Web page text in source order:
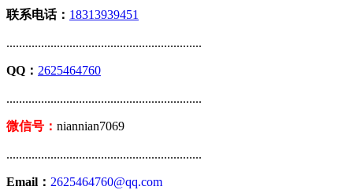
联系电话： 18313939451
..............................................................
QQ： 2625464760
..............................................................
微信号： niannian7069
..............................................................
Email： 2625464760@qq.com